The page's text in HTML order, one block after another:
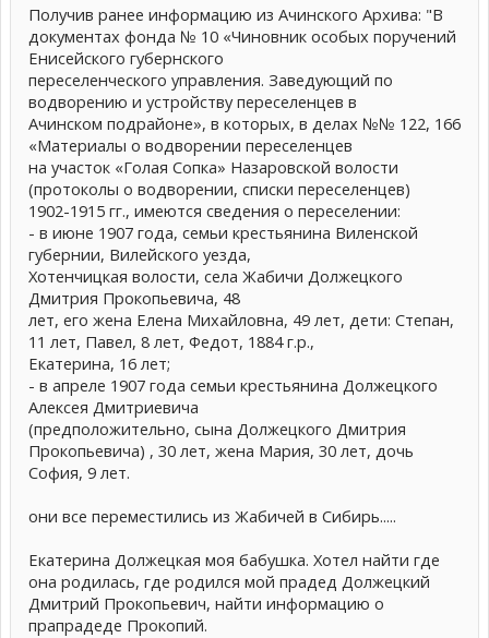
Получив ранее информацию из Ачинского Архива: "В
документах фонда № 10 «Чиновник особых поручений
Енисейского губернского
переселенческого управления. Заведующий по
водворению и устройству переселенцев в
Ачинском подрайоне», в которых, в делах №№ 122, 166
«Материалы о водворении переселенцев
на участок «Голая Сопка» Назаровской волости
(протоколы о водворении, списки переселенцев)
1902-1915 гг., имеются сведения о переселении:
- в июне 1907 года, семьи крестьянина Виленской
губернии, Вилейского уезда,
Хотенчицкая волости, села Жабичи Должецкого
Дмитрия Прокопьевича, 48
лет, его жена Елена Михайловна, 49 лет, дети: Степан,
11 лет, Павел, 8 лет, Федот, 1884 г.р.,
Екатерина, 16 лет;
- в апреле 1907 года семьи крестьянина Должецкого
Алексея Дмитриевича
(предположительно, сына Должецкого Дмитрия
Прокопьевича) , 30 лет, жена Мария, 30 лет, дочь
София, 9 лет.
они все переместились из Жабичей в Сибирь.....
Екатерина Должецкая моя бабушка. Хотел найти где
она родилась, где родился мой прадед Должецкий
Дмитрий Прокопьевич, найти информацию о
прапрадеде Прокопий.